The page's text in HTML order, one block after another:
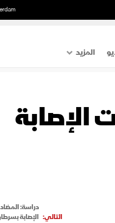
المزيد
اقتصاد
الإصابة
التالي:
دراسة:
الإصابة